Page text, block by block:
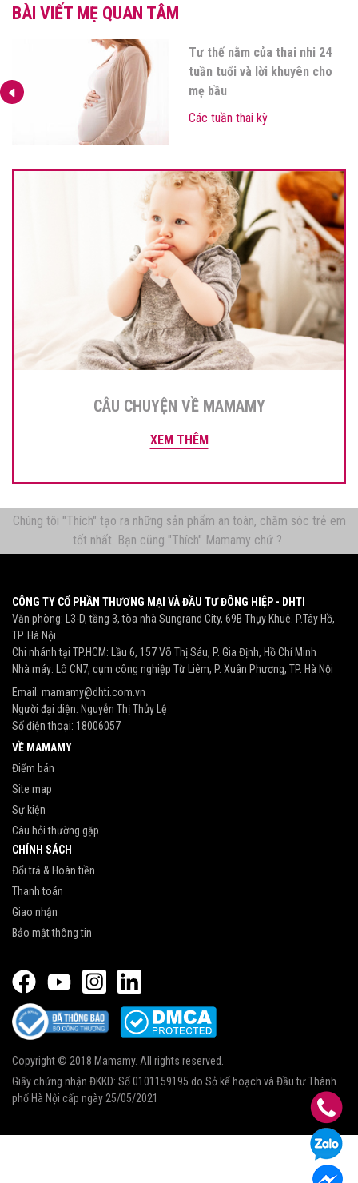
BÀI VIẾT MẸ QUAN TÂM
15 lời khuyên cho bà bầu 3
tháng cuối bầu khỏe – bầu
đẹp
Các tuần thai kỳ
CÂU CHUYỆN VỀ MAMAMY
XEM THÊM
Chúng tôi "Thích" tạo ra những sản phẩm an toàn, chăm sóc trẻ em
tốt nhất. Bạn cũng "Thích" Mamamy chứ ?
CÔNG TY CỔ PHẦN THƯƠNG MẠI VÀ ĐẦU TƯ ĐÔNG HIỆP - DHTI
Văn phòng: L3-D, tầng 3, tòa nhà Sungrand City, 69B Thụy Khuê. P.Tây Hồ,
TP. Hà Nội
Chi nhánh tại TP.HCM: Lầu 6, 157 Võ Thị Sáu, P. Gia Định, Hồ Chí Minh
Nhà máy: Lô CN7, cụm công nghiệp Từ Liêm, P. Xuân Phương, TP. Hà Nội
Email: mamamy@dhti.com.vn
Người đại diện: Nguyễn Thị Thủy Lệ
Số điện thoại: 18006057
VỀ MAMAMY
Điểm bán
Site map
Sự kiện
Câu hỏi thường gặp
CHÍNH SÁCH
Đổi trả & Hoàn tiền
Thanh toán
Giao nhận
Bảo mật thông tin
Copyright © 2018 Mamamy. All rights reserved.
Giấy chứng nhận ĐKKD: Số 0101159195 do Sở kế hoạch và Đầu tư Thành
phố Hà Nội cấp ngày 25/05/2021